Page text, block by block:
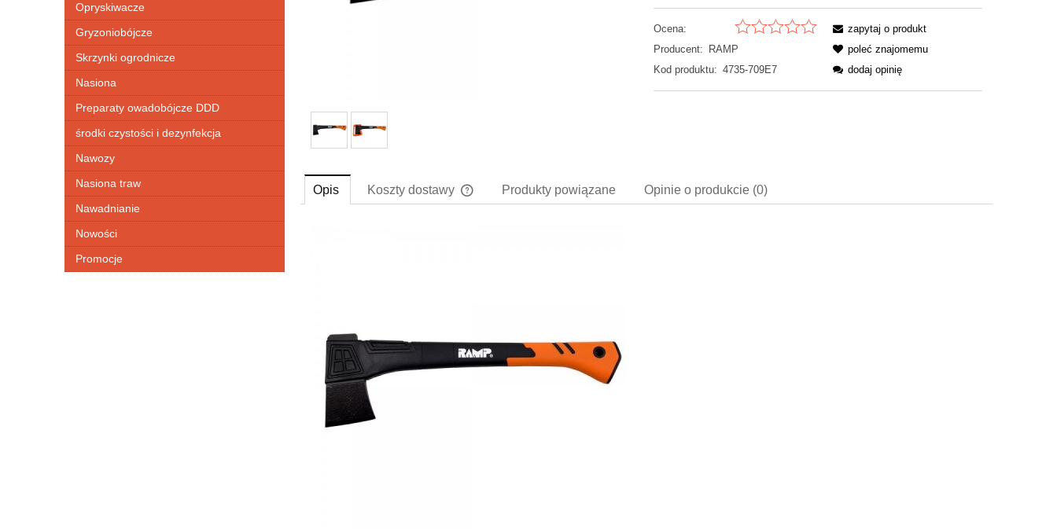
Opryskiwacze
Gryzoniobójcze
Skrzynki ogrodnicze
Nasiona
Preparaty owadobójcze DDD
środki czystości i dezynfekcja
Nawozy
Nasiona traw
Nawadnianie
Nowości
Promocje
Ocena:
Producent:
RAMP
Kod produktu: 4735-709E7
zapytaj o produkt
poleć znajomemu
dodaj opinię
Opis Koszty dostawy Produkty powiązane Opinie o produkcie (0)